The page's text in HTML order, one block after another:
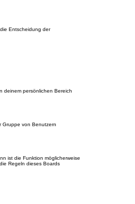
Entscheidung der
deinem persönlichen Bereich
Gruppe von Benutzern
ist die Funktion möglicherweise
Regeln dieses Boards